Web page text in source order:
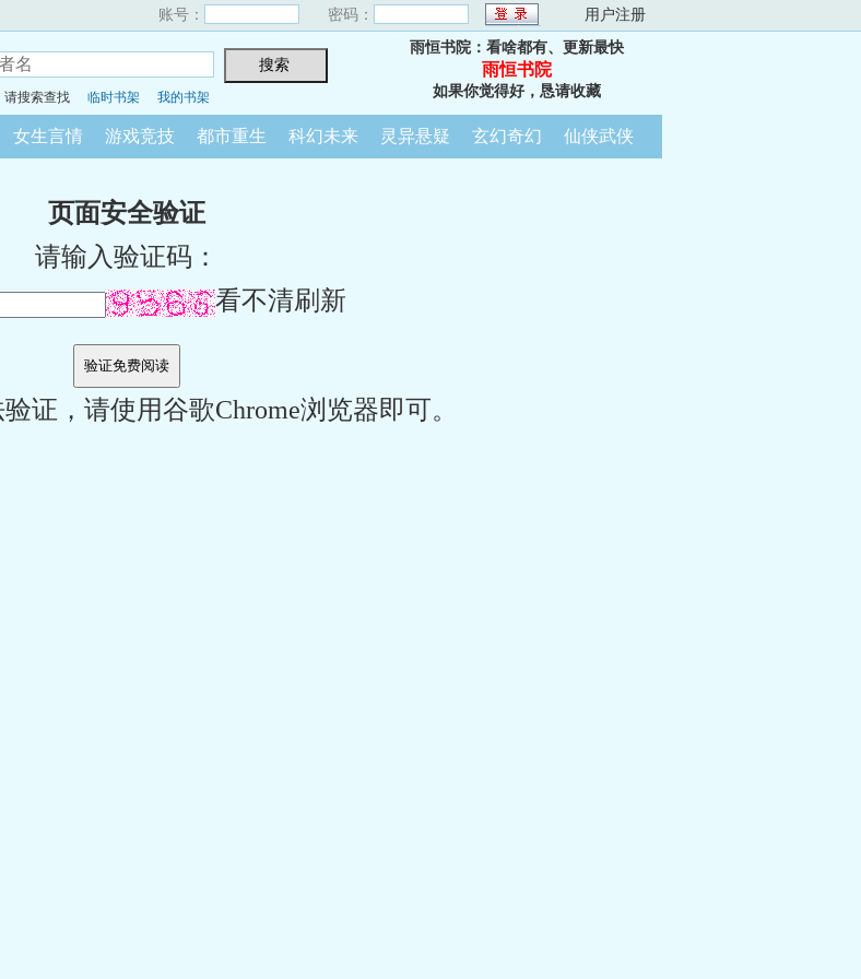
账号： 密码： 用户注册
请搜索查找 临时书架 我的书架
雨恒书院：看啥都有、更新最快
雨恒书院
如果你觉得好，恳请收藏
女生言情 游戏竞技 都市重生 科幻未来 灵异悬疑 玄幻奇幻 仙侠武侠
页面安全验证
请输入验证码：
看不清刷新
证，请使用谷歌Chrome浏览器即可。